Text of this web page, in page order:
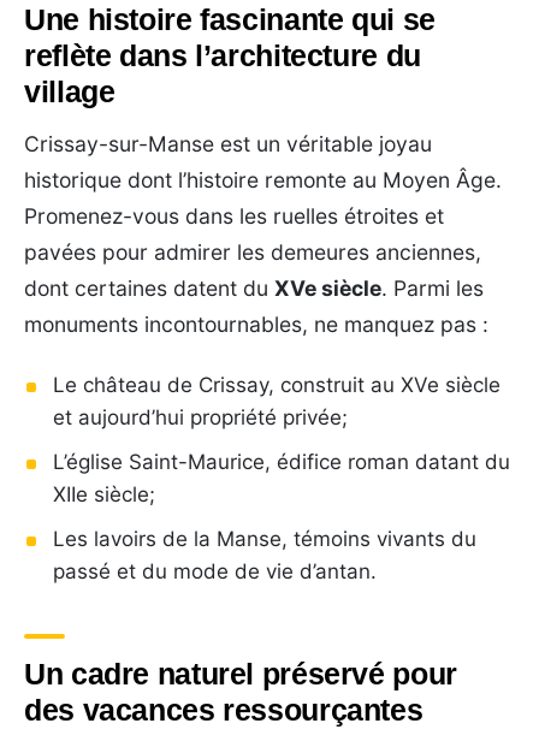
Une histoire fascinante qui se
reflète dans l’architecture du
village
Crissay-sur-Manse est un véritable joyau
historique dont l’histoire remonte au Moyen Âge.
Promenez-vous dans les ruelles étroites et
pavées pour admirer les demeures anciennes,
dont certaines datent du XVe siècle. Parmi les
monuments incontournables, ne manquez pas :
Le château de Crissay, construit au XVe siècle
et aujourd’hui propriété privée;
L’église Saint-Maurice, édifice roman datant du
XIIe siècle;
Les lavoirs de la Manse, témoins vivants du
passé et du mode de vie d’antan.
Un cadre naturel préservé pour
des vacances ressourçantes